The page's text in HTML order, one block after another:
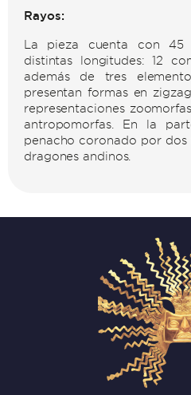
Rayos:
La pieza cuenta con 45
distintas longitudes: 12
además de tres
presentan formas en
representaciones
antropomorfas. En la
penacho coronado por
dragones andinos.